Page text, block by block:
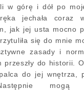
w górę i dół po
jechała coraz
jak jej usta mocno
się do mnie
zasady i
przeszły do historii.
do jej wnętrza,
mogą